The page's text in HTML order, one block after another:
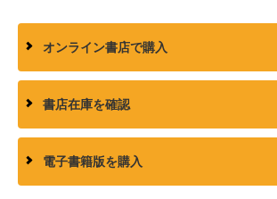
オンライン書店で購入
書店在庫を確認
電子書籍版を購入